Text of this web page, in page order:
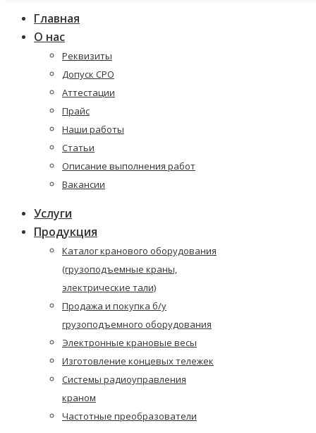
Главная
О нас
Реквизиты
Допуск СРО
Аттестации
Прайс
Наши работы
Статьи
Описание выполнения работ
Вакансии
Услуги
Продукция
Каталог кранового оборудования
(грузоподъемные краны,
электрические тали)
Продажа и покупка б/у
грузоподъемного оборудования
Электронные крановые весы
Изготовление концевых тележек
Системы радиоуправления
краном
Частотные преобразователи